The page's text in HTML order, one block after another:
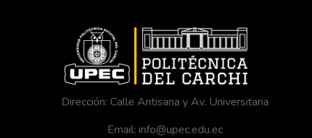
Dirección: Calle Antisana y Av. Universitaria
Email: info@upec.edu.ec